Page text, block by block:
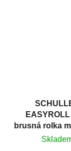
brusná rolka